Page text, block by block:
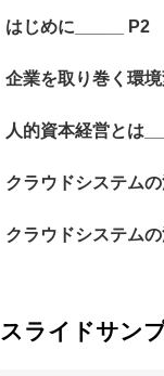
はじめに_____ P2
企業を取り巻く環
人的資本経営とは
クラウドシステム
クラウドシステム
スライドサン